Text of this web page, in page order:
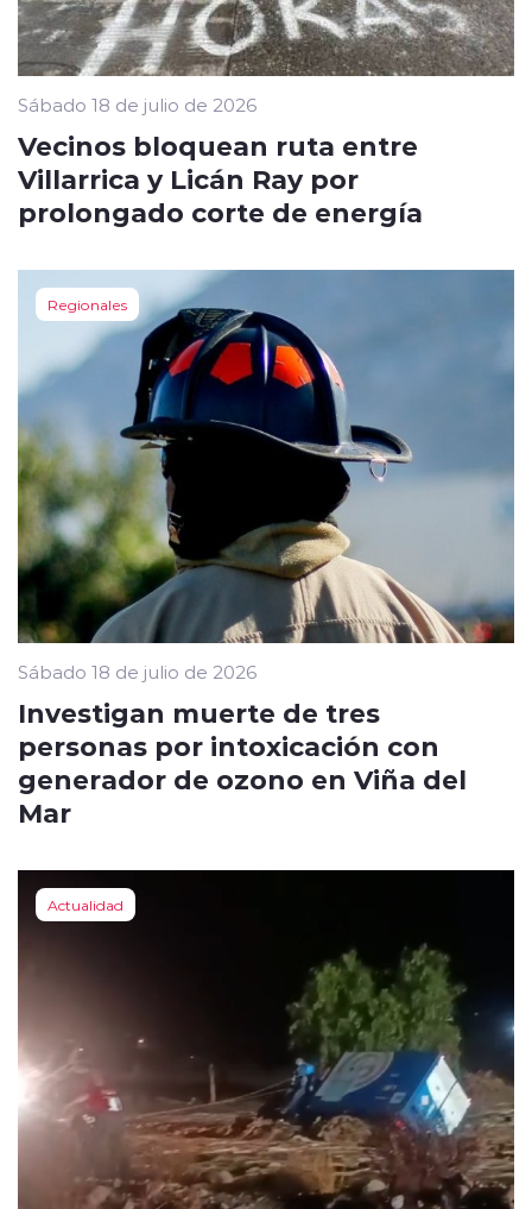
Sábado 18 de julio de 2026
Vecinos bloquean ruta entre
Villarrica y Licán Ray por
prolongado corte de energía
Regionales
Sábado 18 de julio de 2026
Investigan muerte de tres
personas por intoxicación con
generador de ozono en Viña del
Mar
Actualidad